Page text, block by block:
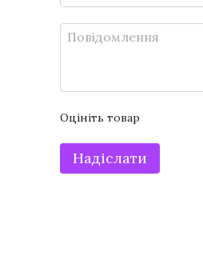
Оцініть товар
Надіслати